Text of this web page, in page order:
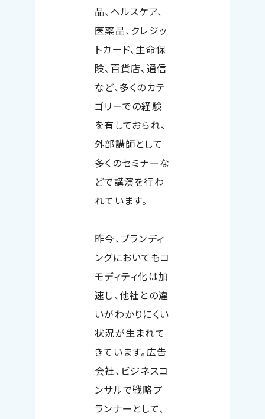
品、ヘルスケア、
医薬品、クレジッ
トカード、生命保
険、百貨店、通信
など、多くのカテ
ゴリーでの経験
を有しておられ、
外部講師として
多くのセミナーな
どで講演を行わ
れています。
昨今、ブランディ
ングにおいてもコ
モディティ化は加
速し、他社との違
いがわかりにくい
状況が生まれて
きています。広告
会社、ビジネスコ
ンサルで戦略プ
ランナーとして、